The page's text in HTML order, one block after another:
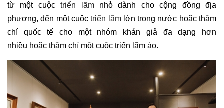
từ một cuộctriển lãm nhỏ dành cho cộng đồng địa
phương, đến một cuộctriển lãmlớn trong nước hoặc thậm
chí quốc tế cho một nhóm khán giả đa dạng hơn
nhiều hoặc thậm chí một cuộc triển lãm ảo.